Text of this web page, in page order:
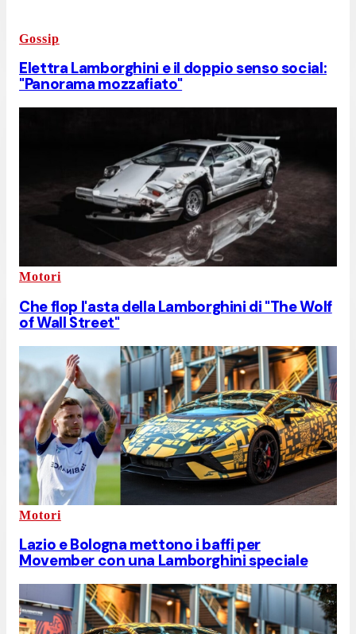
Gossip
Elettra Lamborghini e il doppio senso social:
"Panorama mozzafiato"
Motori
Che flop l'asta della Lamborghini di "The Wolf
of Wall Street"
Motori
Lazio e Bologna mettono i baffi per
Movember con una Lamborghini speciale